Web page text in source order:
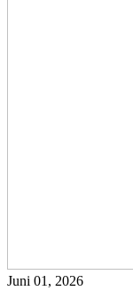
Juni 01, 2026